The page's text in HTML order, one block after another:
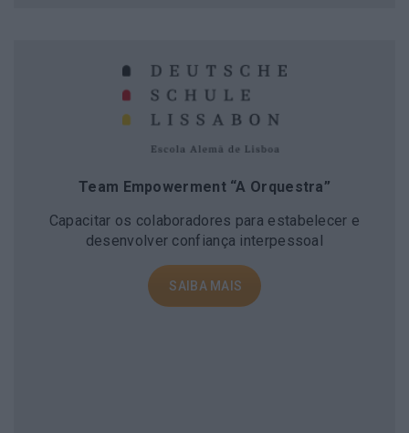
Team Empowerment “A Orquestra”
Capacitar os colaboradores para estabelecer e
desenvolver confiança interpessoal